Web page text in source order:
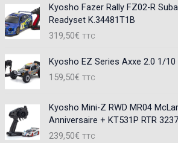
Kyosho Fazer Rally FZ02-R
Readyset K.34481T1B
319,50€ TTC
Kyosho EZ Series Axxe 2.0 1/10
159,50€ TTC
Kyosho Mini-Z RWD MR04
Anniversaire + KT531P RTR
239,50€ TTC